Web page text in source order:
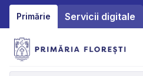
Primărie Servicii digitale